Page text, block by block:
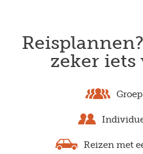
zeker iets
Reizen met